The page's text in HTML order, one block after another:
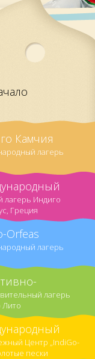
Камчия
лагерь
лагерь Индиго
Греция
Orfeas
лагерь
лагерь
Лито
Центр „IndiGo-
пески